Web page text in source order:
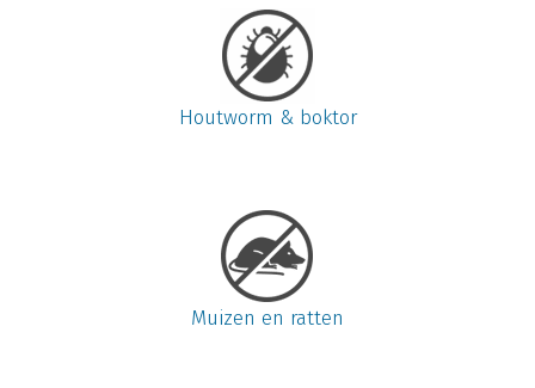
Houtworm & boktor
Muizen en ratten